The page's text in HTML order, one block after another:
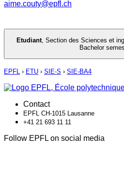
aime.couty@epfl.ch
Etudiant, Section des Sciences et
Bachelor
EPFL › ETU › SIE-S › SIE-BA4
Contact
EPFL CH-1015 Lausanne
+41 21 693 11 11
Follow EPFL on social media